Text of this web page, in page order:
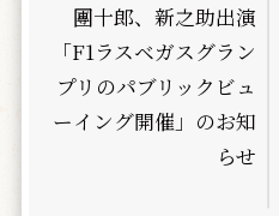
團十郎、新之助出演
「F1ラスベガスグラン
プリのパブリックビュ
ーイング開催」のお知
らせ